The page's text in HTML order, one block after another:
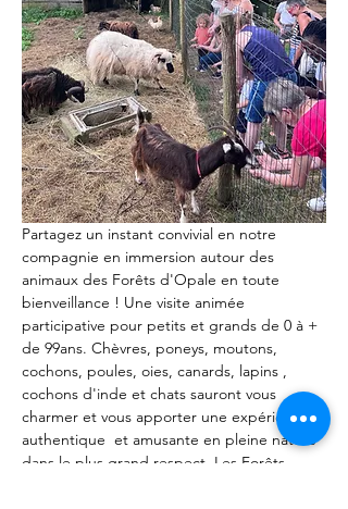
Partagez un instant convivial en notre
compagnie en immersion autour des
animaux des Forêts d'Opale en toute
bienveillance ! Une visite animée
participative pour petits et grands de 0 à +
de 99ans. Chèvres, poneys, moutons,
cochons, poules, oies, canards, lapins ,
cochons d'inde et chats sauront vous
charmer et vous apporter une expérience
authentique  et amusante en pleine nature
dans le plus grand respect. Les Forêts